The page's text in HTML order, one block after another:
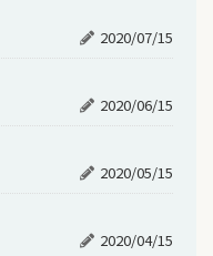
2020/07/15
2020/06/15
2020/05/15
2020/04/15